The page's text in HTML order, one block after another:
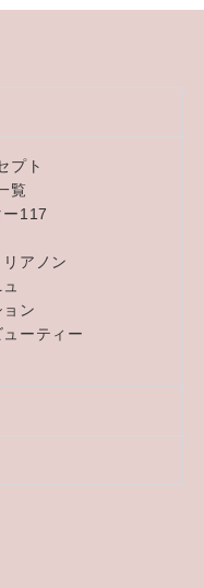
プト
覧
ー117
アノン
ン
ューティー